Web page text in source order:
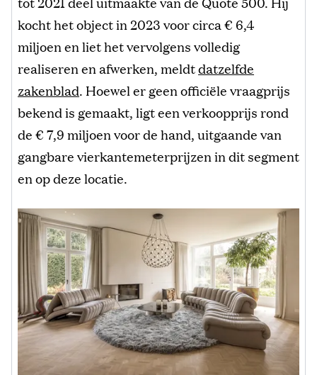
kocht het object in 2023 voor circa € 6,4
miljoen en liet het vervolgens volledig
realiseren en afwerken, meldtdatzelfde
zakenblad. Hoewel er geen officiële vraagprijs
bekend is gemaakt, ligt een verkoopprijs rond
de € 7,9 miljoen voor de hand, uitgaande van
gangbare vierkantemeterprijzen in dit segment
en op deze locatie.